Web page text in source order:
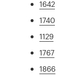
1642
1740
1129
1767
1866